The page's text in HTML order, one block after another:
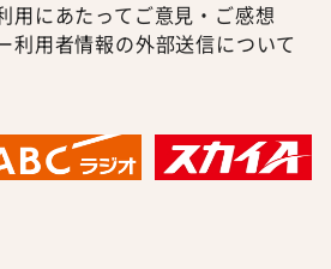
用にあたって ご意見・ご感想
利用者情報の外部送信について